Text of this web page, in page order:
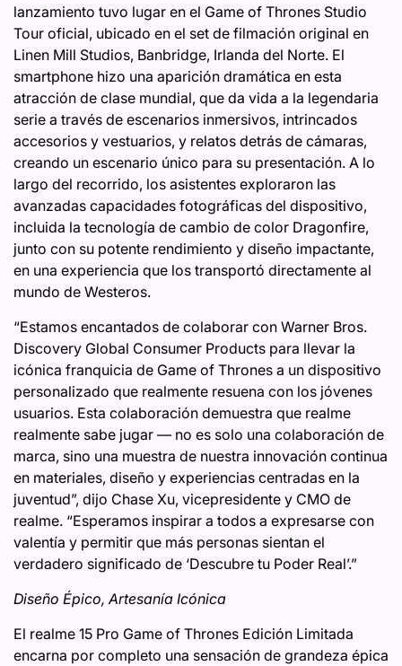
lanzamiento tuvo lugar en el Game of Thrones Studio
Tour oficial, ubicado en el set de filmación original en
Linen Mill Studios, Banbridge, Irlanda del Norte. El
smartphone hizo una aparición dramática en esta
atracción de clase mundial, que da vida a la legendaria
serie a través de escenarios inmersivos, intrincados
accesorios y vestuarios, y relatos detrás de cámaras,
creando un escenario único para su presentación. A lo
largo del recorrido, los asistentes exploraron las
avanzadas capacidades fotográficas del dispositivo,
incluida la tecnología de cambio de color Dragonfire,
junto con su potente rendimiento y diseño impactante,
en una experiencia que los transportó directamente al
mundo de Westeros.
“Estamos encantados de colaborar con Warner Bros.
Discovery Global Consumer Products para llevar la
icónica franquicia de Game of Thrones a un dispositivo
personalizado que realmente resuena con los jóvenes
usuarios. Esta colaboración demuestra que realme
realmente sabe jugar — no es solo una colaboración de
marca, sino una muestra de nuestra innovación continua
en materiales, diseño y experiencias centradas en la
juventud”, dijo Chase Xu, vicepresidente y CMO de
realme. “Esperamos inspirar a todos a expresarse con
valentía y permitir que más personas sientan el
verdadero significado de ‘Descubre tu Poder Real’.”
Diseño Épico, Artesanía Icónica
El realme 15 Pro Game of Thrones Edición Limitada
encarna por completo una sensación de grandeza épica